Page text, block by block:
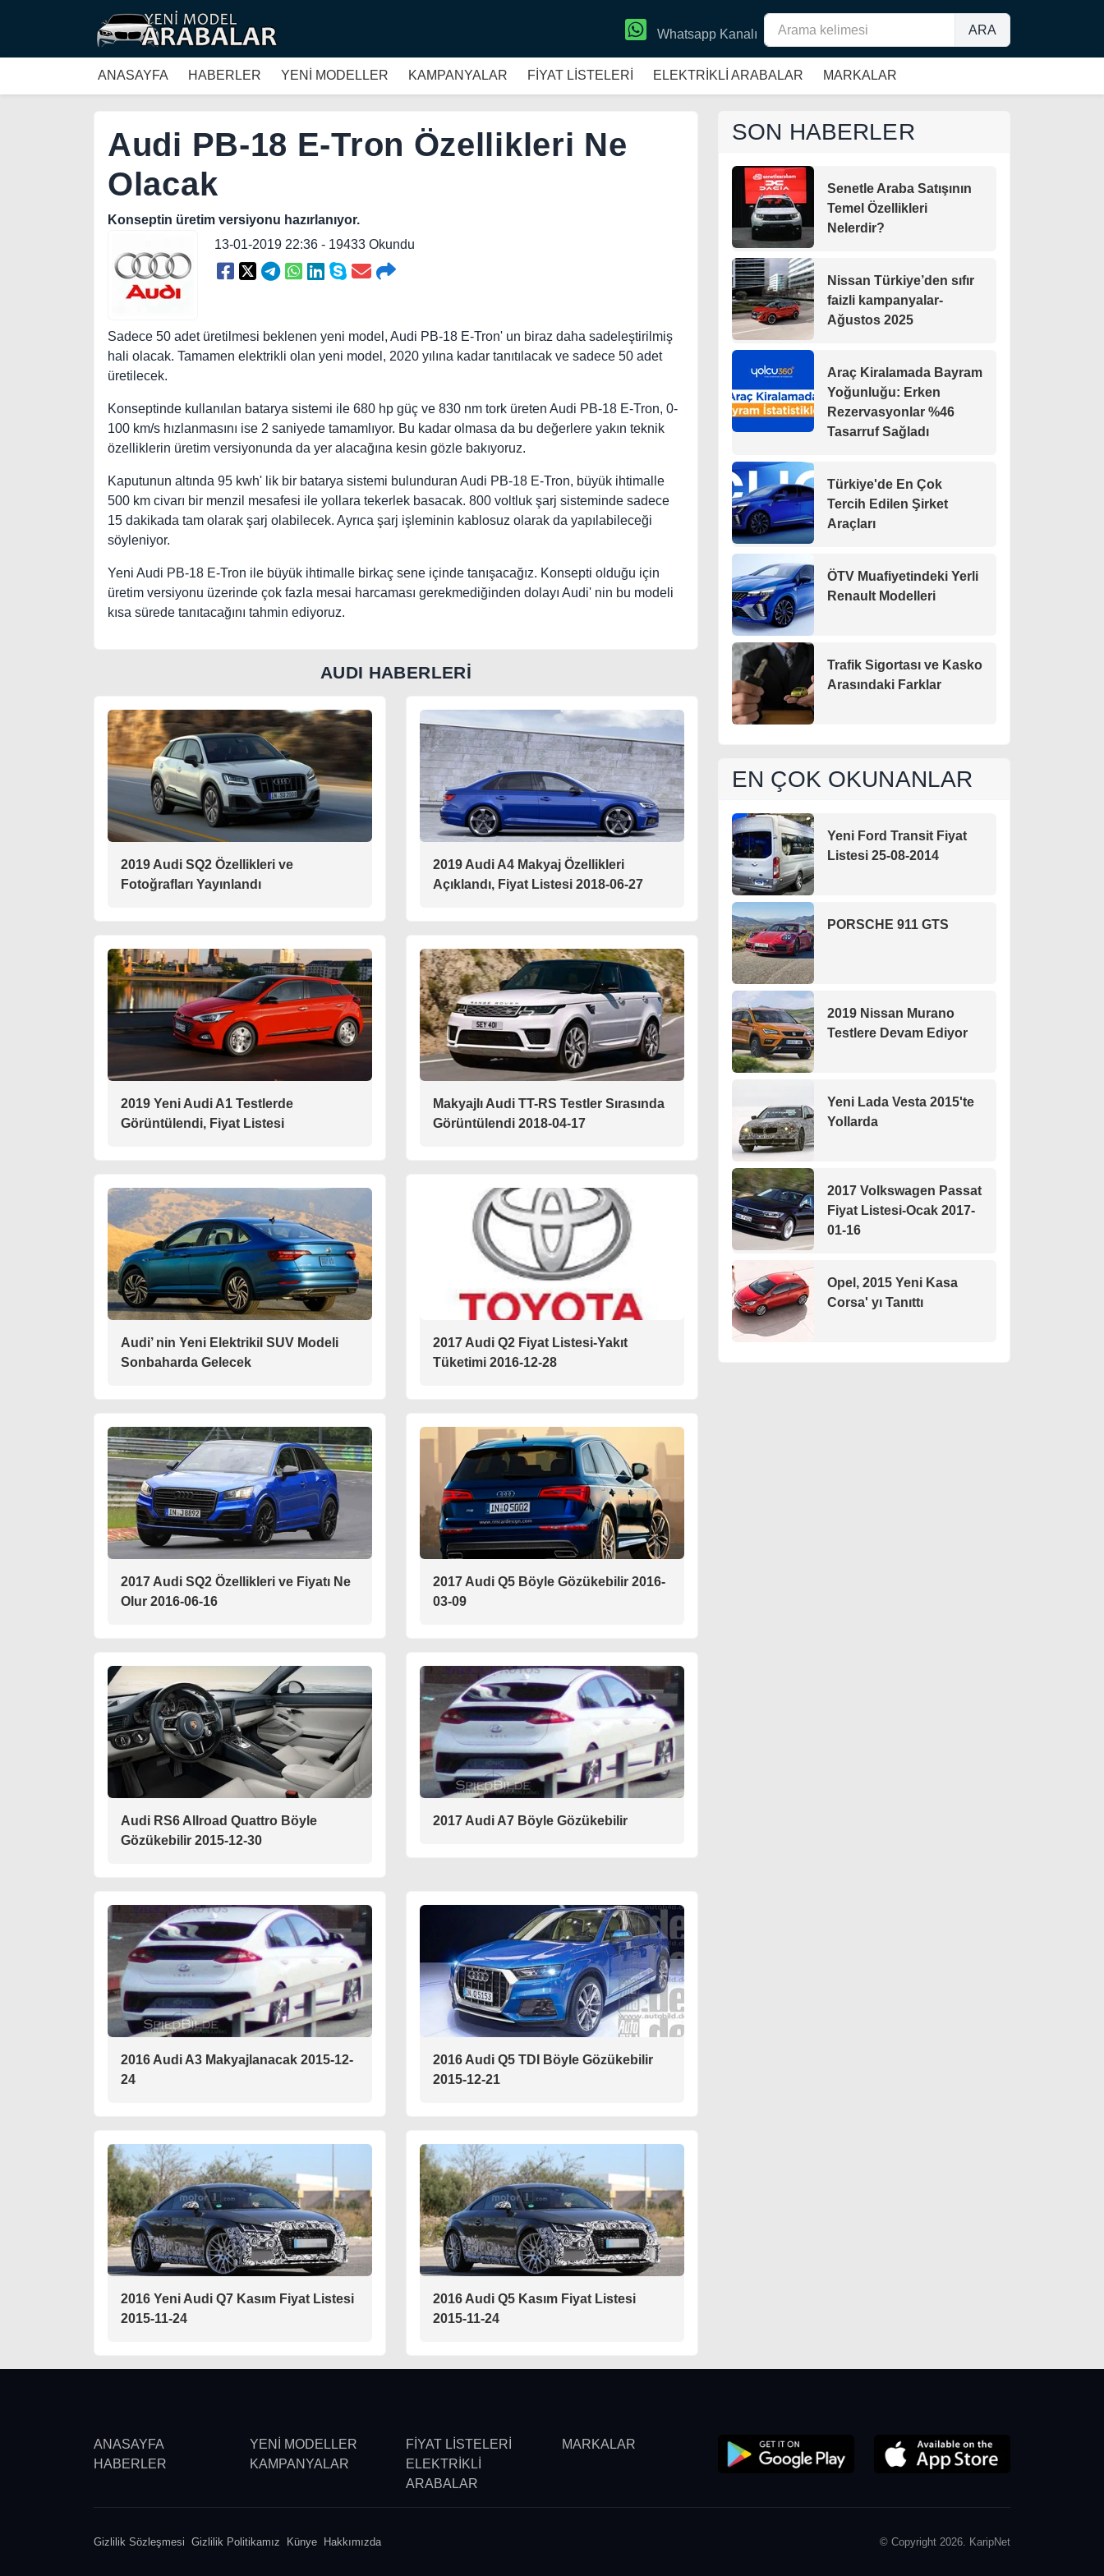
ARA
Whatsapp Kanalı
ANASAYFA HABERLER YENİ MODELLER KAMPANYALAR FİYAT LİSTELERİ ELEKTRİKLİ ARABALAR MARKALAR
Audi PB-18 E-Tron Özellikleri Ne
Olacak
Konseptin üretim versiyonu hazırlanıyor.
13-01-2019 22:36 - 19433 Okundu
Sadece 50 adet üretilmesi beklenen yeni model, Audi PB-18 E-Tron' un biraz daha sadeleştirilmiş
hali olacak. Tamamen elektrikli olan yeni model, 2020 yılına kadar tanıtılacak ve sadece 50 adet
üretilecek.
Konseptinde kullanılan batarya sistemi ile 680 hp güç ve 830 nm tork üreten Audi PB-18 E-Tron, 0-
100 km/s hızlanmasını ise 2 saniyede tamamlıyor. Bu kadar olmasa da bu değerlere yakın teknik
özelliklerin üretim versiyonunda da yer alacağına kesin gözle bakıyoruz.
Kaputunun altında 95 kwh' lik bir batarya sistemi bulunduran Audi PB-18 E-Tron, büyük ihtimalle
500 km civarı bir menzil mesafesi ile yollara tekerlek basacak. 800 voltluk şarj sisteminde sadece
15 dakikada tam olarak şarj olabilecek. Ayrıca şarj işleminin kablosuz olarak da yapılabileceği
söyleniyor.
Yeni Audi PB-18 E-Tron ile büyük ihtimalle birkaç sene içinde tanışacağız. Konsepti olduğu için
üretim versiyonu üzerinde çok fazla mesai harcaması gerekmediğinden dolayı Audi' nin bu modeli
kısa sürede tanıtacağını tahmin ediyoruz.
AUDI HABERLERİ
2019 Audi SQ2 Özellikleri ve
Fotoğrafları Yayınlandı
2019 Audi A4 Makyaj Özellikleri
Açıklandı, Fiyat Listesi 2018-06-27
2019 Yeni Audi A1 Testlerde
Görüntülendi, Fiyat Listesi
Makyajlı Audi TT-RS Testler Sırasında
Görüntülendi 2018-04-17
Audi’ nin Yeni Elektrikil SUV Modeli
Sonbaharda Gelecek
2017 Audi Q2 Fiyat Listesi-Yakıt
Tüketimi 2016-12-28
2017 Audi SQ2 Özellikleri ve Fiyatı Ne
Olur 2016-06-16
2017 Audi Q5 Böyle Gözükebilir 2016-
03-09
Audi RS6 Allroad Quattro Böyle
Gözükebilir 2015-12-30
2017 Audi A7 Böyle Gözükebilir
2016 Audi A3 Makyajlanacak 2015-12-
24
2016 Audi Q5 TDI Böyle Gözükebilir
2015-12-21
2016 Yeni Audi Q7 Kasım Fiyat Listesi
2015-11-24
2016 Audi Q5 Kasım Fiyat Listesi
2015-11-24
SON HABERLER
Senetle Araba Satışının
Temel Özellikleri
Nelerdir?
Nissan Türkiye’den sıfır
faizli kampanyalar-
Ağustos 2025
Araç Kiralamada Bayram
Yoğunluğu: Erken
Rezervasyonlar %46
Tasarruf Sağladı
Türkiye'de En Çok
Tercih Edilen Şirket
Araçları
ÖTV Muafiyetindeki Yerli
Renault Modelleri
Trafik Sigortası ve Kasko
Arasındaki Farklar
EN ÇOK OKUNANLAR
Yeni Ford Transit Fiyat
Listesi 25-08-2014
PORSCHE 911 GTS
2019 Nissan Murano
Testlere Devam Ediyor
Yeni Lada Vesta 2015'te
Yollarda
2017 Volkswagen Passat
Fiyat Listesi-Ocak 2017-
01-16
Opel, 2015 Yeni Kasa
Corsa' yı Tanıttı
ANASAYFA
HABERLER
YENİ MODELLER
KAMPANYALAR
FİYAT LİSTELERİ
ELEKTRİKLİ
ARABALAR
MARKALAR
Gizlilik Sözleşmesi Gizlilik Politikamız Künye Hakkımızda © Copyright 2026. KaripNet